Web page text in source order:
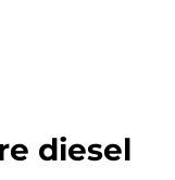
diesel